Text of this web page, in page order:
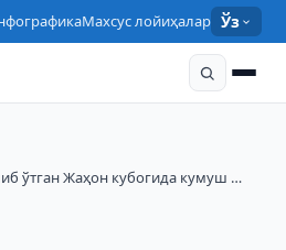
Махсус лойиҳалар Ўз
ўтган Жаҳон кубогида кумуш …